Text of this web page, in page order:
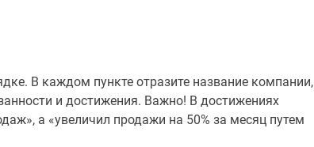
В каждом пункте отразите название компании,
и достижения. Важно! В достижениях
а «увеличил продажи на 50% за месяц путем